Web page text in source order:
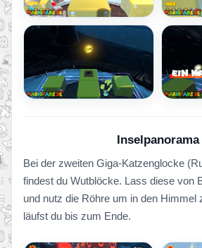
Inselpanorama
Bei der zweiten Giga-Katzenglocke
findest du Wutblöcke. Lass diese von
und nutz die Röhre um in den Himmel
läufst du bis zum Ende.